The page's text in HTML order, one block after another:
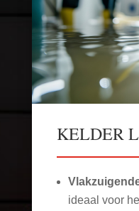
KELDER
ideaal voor